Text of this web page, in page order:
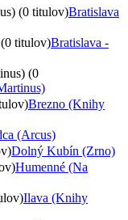
(0 titulov)Bratislava
titulov)Bratislava -
(0
Brezno (Knihy
(Arcus)
Dolný Kubín (Zrno)
Humenné (Na
Ilava (Knihy